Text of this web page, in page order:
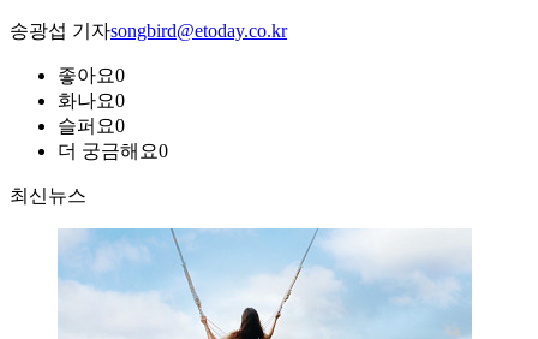
송광섭 기자songbird@etoday.co.kr
좋아요0
화나요0
슬퍼요0
더 궁금해요0
최신뉴스